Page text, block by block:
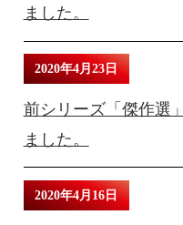
ました。
2020年4月23日
前シリーズ「傑作選
ました。
2020年4月16日